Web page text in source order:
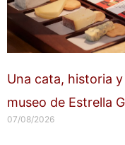
Una cata, historia y
museo de Estrella
07/08/2026